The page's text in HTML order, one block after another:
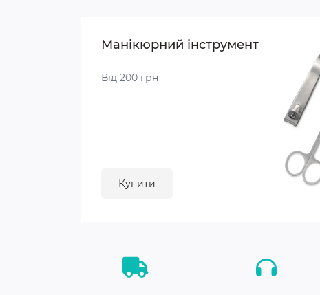
Манікюрний інструмент
Від 200 грн
Купити